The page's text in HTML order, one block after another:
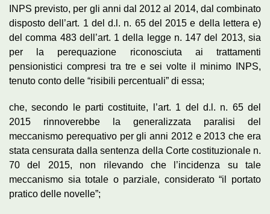
INPS previsto, per gli anni dal 2012 al 2014, dal combinato
disposto dell’art. 1 del d.l. n. 65 del 2015 e della lettera e)
del comma 483 dell’art. 1 della legge n. 147 del 2013, sia
per la perequazione riconosciuta ai trattamenti
pensionistici compresi tra tre e sei volte il minimo INPS,
tenuto conto delle “risibili percentuali” di essa;
che, secondo le parti costituite, l’art. 1 del d.l. n. 65 del
2015 rinnoverebbe la generalizzata paralisi del
meccanismo perequativo per gli anni 2012 e 2013 che era
stata censurata dalla sentenza della Corte costituzionale n.
70 del 2015, non rilevando che l’incidenza su tale
meccanismo sia totale o parziale, considerato “il portato
pratico delle novelle”;